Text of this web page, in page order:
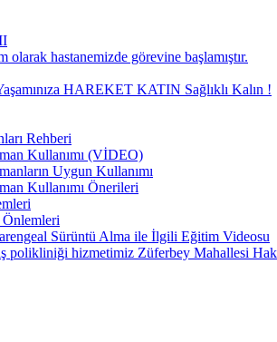
hastanemizde görevine başlamıştır.
HAREKET KATIN Sağlıklı Kalın !
Rehberi
Kullanımı (VİDEO)
Uygun Kullanımı
Kullanımı Önerileri
Önlemleri
Sürüntü Alma ile İlgili Eğitim Videosu
hizmetimiz Züferbey Mahallesi